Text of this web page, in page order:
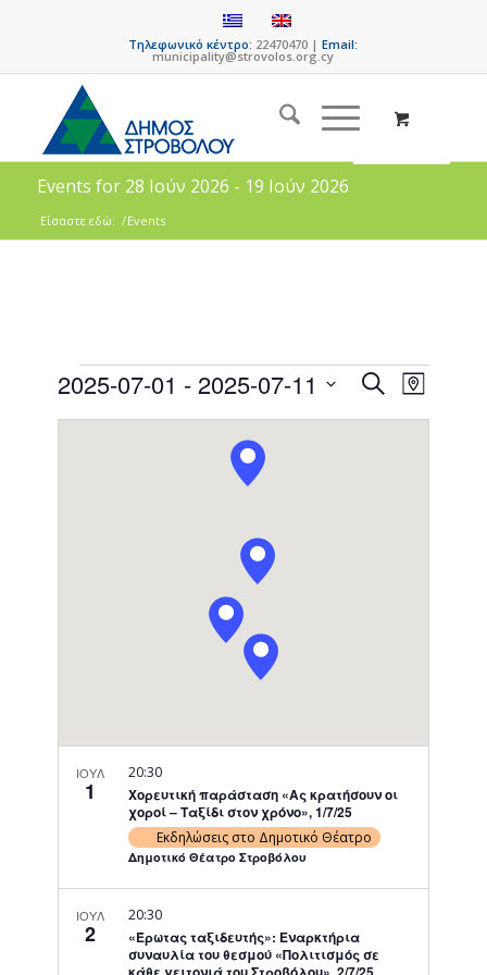
Τηλεφωνικό κέντρο: 22470470 |Email:
municipality@strovolos.org.cy
Events for 28 Ιούν 2026 - 19 Ιούν 2026
Είσαστε εδώ: /Events
Events
Search
SearchEvent
Views
Map
2025-07-01 - 2025-07-11
ΙΟΥΛ
1
Χορευτική παράσταση «Ας κρατήσουν οι
χοροί – Ταξίδι στον χρόνο», 1/7/25
20:30
Εκδηλώσεις στο Δημοτικό Θέατρο
Δημοτικό Θέατρο Στροβόλου
ΙΟΥΛ
2
«Έρωτας ταξιδευτής»: Εναρκτήρια
συναυλία του θεσμού «Πολιτισμός σε
20:30